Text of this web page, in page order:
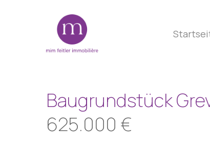
Baugrundstück
625.000 €